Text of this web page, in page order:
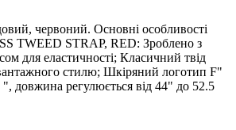
червоний. Основні особливості
TWEED STRAP, RED: Зроблено з
для еластичності; Класичний твід
стилю; Шкіряний логотип F"
довжина регулюється від 44" до 52.5